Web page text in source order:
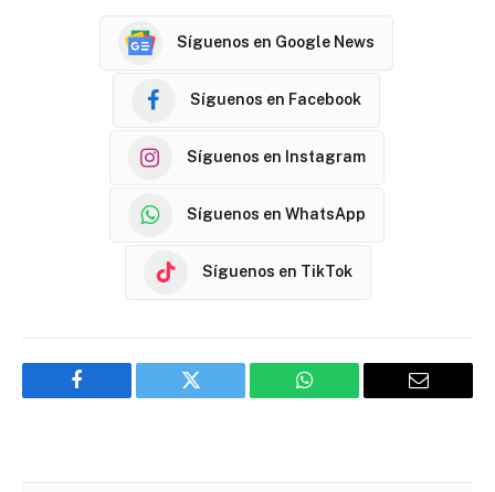
Síguenos en Google News
Síguenos en Facebook
Síguenos en Instagram
Síguenos en WhatsApp
Síguenos en TikTok
Facebook Twitter WhatsApp Email